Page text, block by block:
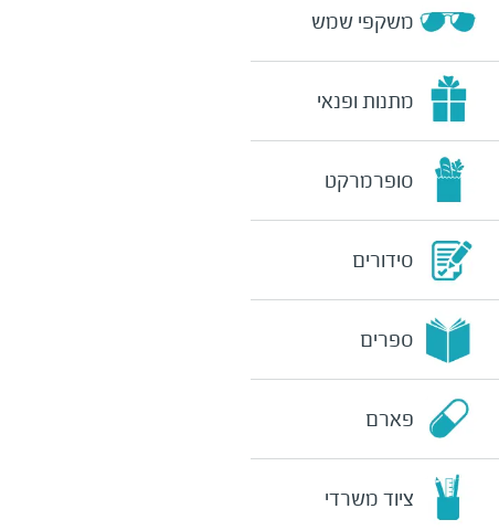
משקפי שמש
מתנות ופנאי
סופרמרקט
סידורים
ספרים
פארם
ציוד משרדי